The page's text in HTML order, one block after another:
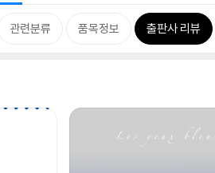
관련분류 품목정보 출판사 리뷰